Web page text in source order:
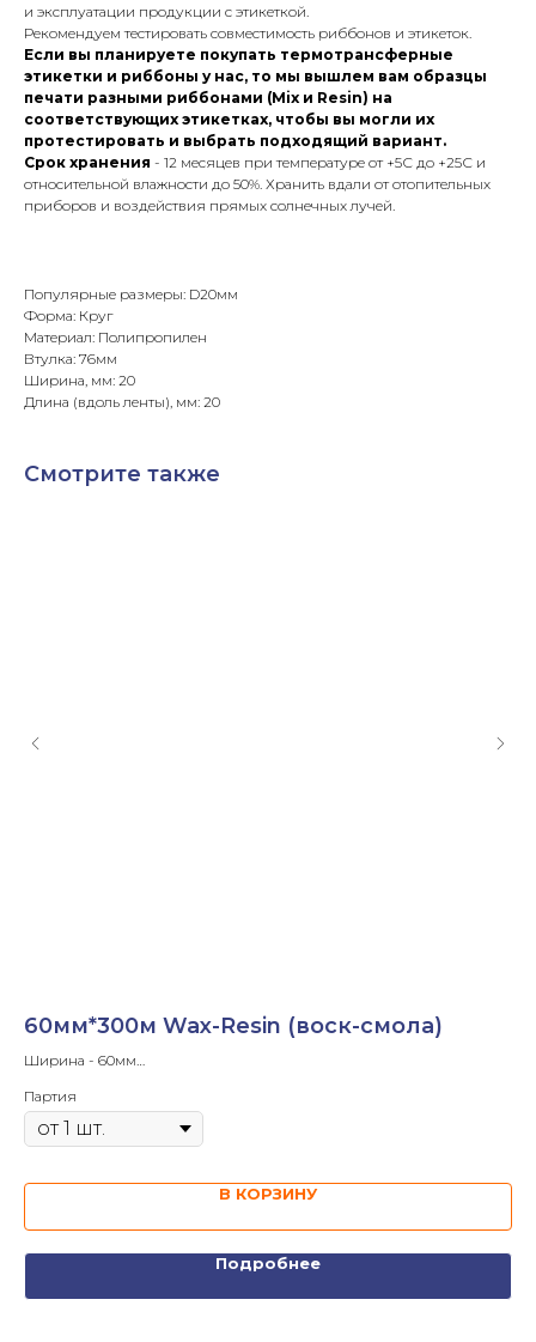
и эксплуатации продукции с этикеткой.
Рекомендуем тестировать совместимость риббонов и этикеток.
Если вы планируете покупать термотрансферные
этикетки и риббоны у нас, то мы вышлем вам образцы
печати разными риббонами (Mix и Resin) на
соответствующих этикетках, чтобы вы могли их
протестировать и выбрать подходящий вариант.
Срок хранения - 12 месяцев при температуре от +5С до +25С и
относительной влажности до 50%. Хранить вдали от отопительных
приборов и воздействия прямых солнечных лучей.
Популярные размеры: D20мм
Форма: Круг
Материал: Полипропилен
Втулка: 76мм
Ширина, мм: 20
Длина (вдоль ленты), мм: 20
Смотрите также
60мм*300м Wax-Resin (воск-смола)
Ширина - 60мм
Диаметр втулки - 1'
Намотка - OUT
Партия
В КОРЗИНУ
Подробнее